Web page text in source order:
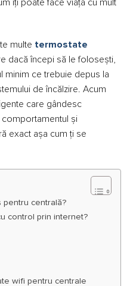
îți poate face viața cu mult
multe termostate
dacă începi să le folosești,
minim ce trebuie depus la
de încălzire. Acum
care gândesc
comportamentul și
exact așa cum ți se
pentru centrală?
control prin internet?
wifi pentru centrale